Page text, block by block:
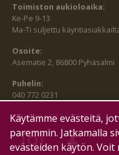
Toimiston aukioloaika:
Ke-Pe 9-13
Ma-Ti suljettu
Osoite:
Asematie 2, 86800 Pyhäsalmi
Puhelin:
040 772 0231
SEURAA MEITÄ MYÖS:
Käytämme evästeitä,
paremmin. Jatkamalla
evästeiden käytön. Voit